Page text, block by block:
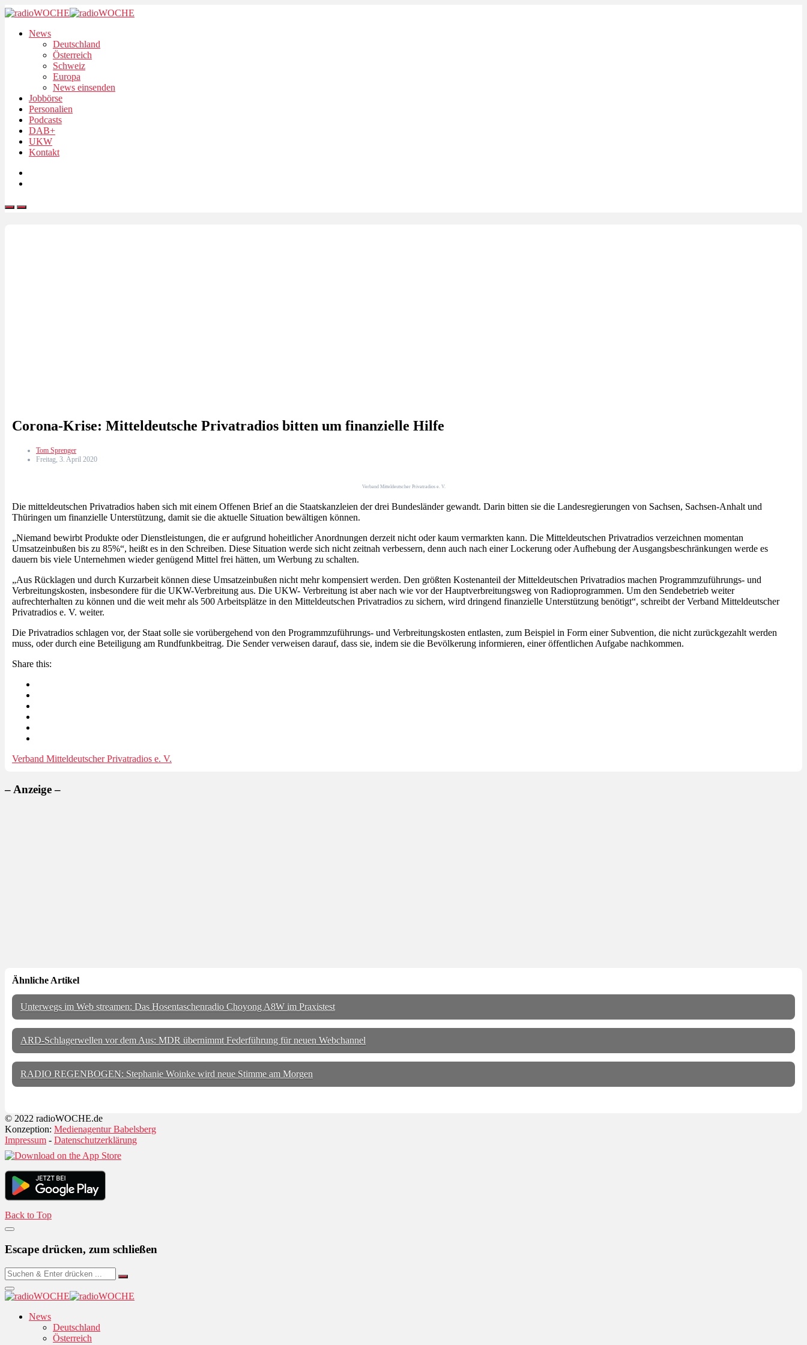
News
Deutschland
Österreich
Schweiz
Europa
News einsenden
Jobbörse
Personalien
Podcasts
DAB+
UKW
Kontakt
Corona-Krise: Mitteldeutsche Privatradios bitten um finanzielle Hilfe
Tom Sprenger
Freitag, 3. April 2020
Verband Mitteldeutscher Privatradios e. V.
Die mitteldeutschen Privatradios haben sich mit einem Offenen Brief an die Staatskanzleien der drei Bundesländer gewandt. Darin bitten sie die Landesregierungen von Sachsen, Sachsen-Anhalt und
Thüringen um finanzielle Unterstützung, damit sie die aktuelle Situation bewältigen können.
„Niemand bewirbt Produkte oder Dienstleistungen, die er aufgrund hoheitlicher Anordnungen derzeit nicht oder kaum vermarkten kann. Die Mitteldeutschen Privatradios verzeichnen momentan
Umsatzeinbußen bis zu 85%“, heißt es in den Schreiben. Diese Situation werde sich nicht zeitnah verbessern, denn auch nach einer Lockerung oder Aufhebung der Ausgangsbeschränkungen werde es
dauern bis viele Unternehmen wieder genügend Mittel frei hätten, um Werbung zu schalten.
„Aus Rücklagen und durch Kurzarbeit können diese Umsatzeinbußen nicht mehr kompensiert werden. Den größten Kostenanteil der Mitteldeutschen Privatradios machen Programmzuführungs- und
Verbreitungskosten, insbesondere für die UKW-Verbreitung aus. Die UKW- Verbreitung ist aber nach wie vor der Hauptverbreitungsweg von Radioprogrammen. Um den Sendebetrieb weiter
aufrechterhalten zu können und die weit mehr als 500 Arbeitsplätze in den Mitteldeutschen Privatradios zu sichern, wird dringend finanzielle Unterstützung benötigt“, schreibt der Verband Mitteldeutscher
Privatradios e. V. weiter.
Die Privatradios schlagen vor, der Staat solle sie vorübergehend von den Programmzuführungs- und Verbreitungskosten entlasten, zum Beispiel in Form einer Subvention, die nicht zurückgezahlt werden
muss, oder durch eine Beteiligung am Rundfunkbeitrag. Die Sender verweisen darauf, dass sie, indem sie die Bevölkerung informieren, einer öffentlichen Aufgabe nachkommen.
Share this:
Verband Mitteldeutscher Privatradios e. V.
– Anzeige –
Ähnliche Artikel
Unterwegs im Web streamen: Das Hosentaschenradio Choyong A8W im Praxistest
ARD-Schlagerwellen vor dem Aus: MDR übernimmt Federführung für neuen Webchannel
RADIO REGENBOGEN: Stephanie Woinke wird neue Stimme am Morgen
© 2022 radioWOCHE.de
Konzeption: Medienagentur Babelsberg
Impressum - Datenschutzerklärung
Back to Top
Escape drücken, zum schließen
News
Deutschland
Österreich